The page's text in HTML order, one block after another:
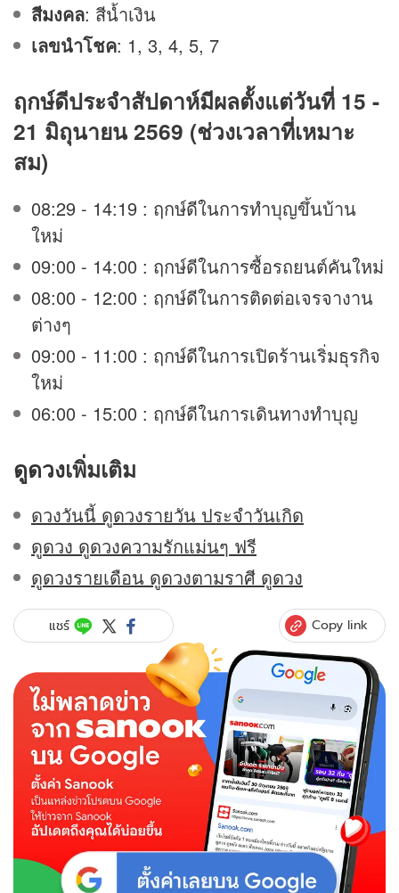
สีมงคล: สีน้ำเงิน
เลขนำโชค: 1, 3, 4, 5, 7
ฤกษ์ดีประจำสัปดาห์มีผลตั้งแต่วันที่ 15 -
21 มิถุนายน 2569 (ช่วงเวลาที่เหมาะ
สม)
08:29 - 14:19 : ฤกษ์ดีในการทำบุญขึ้นบ้าน
ใหม่
09:00 - 14:00 : ฤกษ์ดีในการซื้อรถยนต์คันใหม่
08:00 - 12:00 : ฤกษ์ดีในการติดต่อเจรจางาน
ต่างๆ
09:00 - 11:00 : ฤกษ์ดีในการเปิดร้านเริ่มธุรกิจ
ใหม่
06:00 - 15:00 : ฤกษ์ดีในการเดินทางทำบุญ
ดูดวงเพิ่มเติม
ดวงวันนี้ ดูดวงรายวัน ประจำวันเกิด
ดูดวง ดูดวงความรักแม่นๆ ฟรี
ดูดวงรายเดือน ดูดวงตามราศี ดูดวง
แชร์ Copy link